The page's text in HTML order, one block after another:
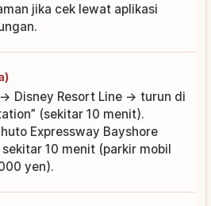
jika cek lewat aplikasi
Disney Resort Line → turun di
(sekitar 10 menit).
Expressway Bayshore
sekitar 10 menit (parkir mobil
yen).